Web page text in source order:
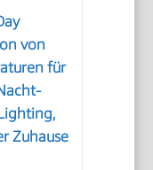
von
für
Zuhause